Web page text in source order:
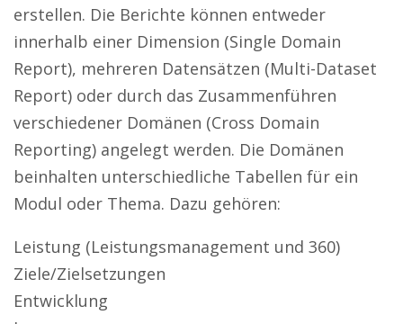
erstellen. Die Berichte können entweder
innerhalb einer Dimension (Single Domain
Report), mehreren Datensätzen (Multi-Dataset
Report) oder durch das Zusammenführen
verschiedener Domänen (Cross Domain
Reporting) angelegt werden. Die Domänen
beinhalten unterschiedliche Tabellen für ein
Modul oder Thema. Dazu gehören:
Leistung (Leistungsmanagement und 360)
Ziele/Zielsetzungen
Entwicklung